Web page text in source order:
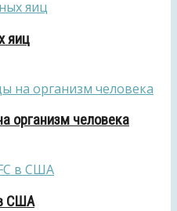
яиц
организм человека
США